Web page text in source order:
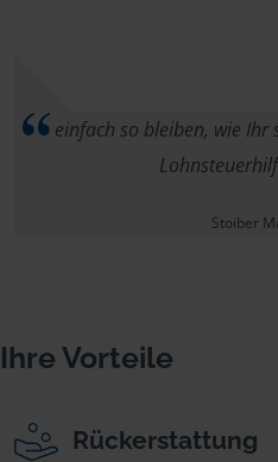
einfach so bleiben, wie Ihr
Stoiber
Ihre Vorteile
Rückerstattung